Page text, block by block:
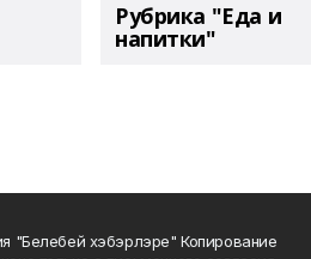
Рубрика "Еда и
напитки"
"Белебей хэбэрлэре" Копирование